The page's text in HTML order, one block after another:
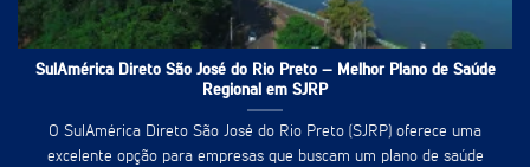
SulAmérica Direto São José do Rio Preto – Melhor Plano de Saúde
Regional em SJRP
O SulAmérica Direto São José do Rio Preto (SJRP) oferece uma
excelente opção para empresas que buscam um plano de saúde